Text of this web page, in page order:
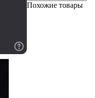
Похожие товары